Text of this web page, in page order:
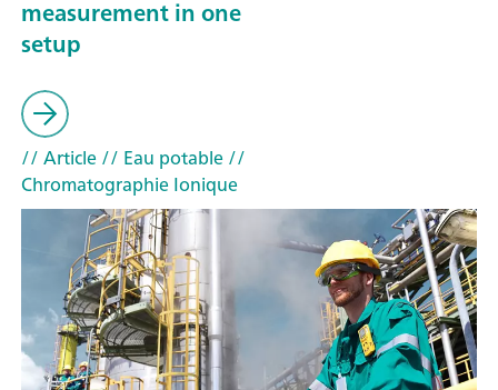
measurement in one
setup
// Article// Eau potable//
Chromatographie Ionique